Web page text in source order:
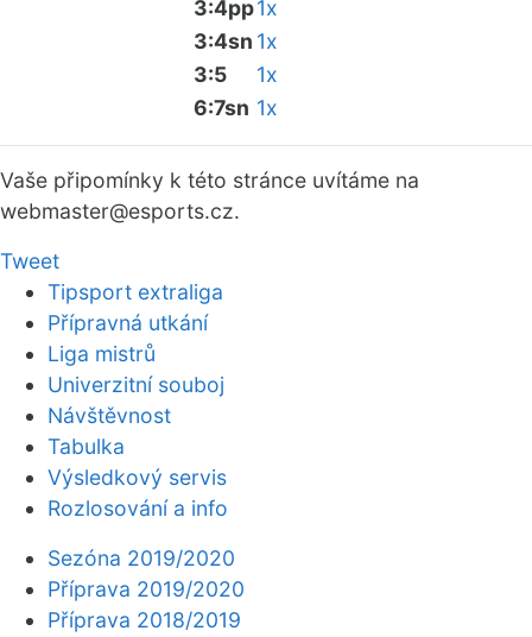
3:4pp1x
3:4sn 1x
3:5
1x
6:7sn 1x
Vaše připomínky k této stránce uvítáme na
webmaster@esports.cz.
Tweet
Tipsport extraliga
Přípravná utkání
Liga mistrů
Univerzitní souboj
Návštěvnost
Tabulka
Výsledkový servis
Rozlosování a info
Sezóna 2019/2020
Příprava 2019/2020
Příprava 2018/2019